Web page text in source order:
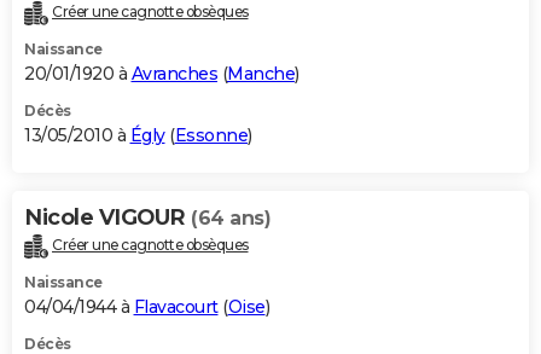
Créer une cagnotte obsèques
Naissance
20/01/1920 à Avranches (Manche)
Décès
13/05/2010 à Égly(Essonne)
Nicole VIGOUR (64 ans)
Créer une cagnotte obsèques
Naissance
04/04/1944 à Flavacourt(Oise)
Décès